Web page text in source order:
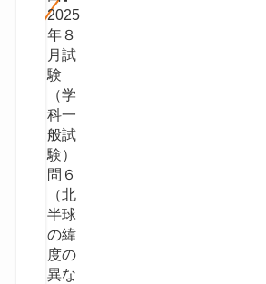
2025
年８
月試
験
（学
科一
般試
験）
問６
（北
半球
の緯
度の
異な